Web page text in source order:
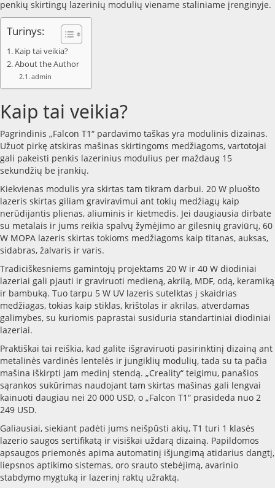
penkių skirtingų lazerinių modulių viename staliniame įrenginyje.
Turinys:
Kaip tai veikia?
About the Author
admin
Kaip tai veikia?
Pagrindinis „Falcon T1“ pardavimo taškas yra modulinis dizainas.
Užuot pirkę atskiras mašinas skirtingoms medžiagoms, vartotojai
gali pakeisti penkis lazerinius modulius per maždaug 15
sekundžių be įrankių.
Kiekvienas modulis yra skirtas tam tikram darbui. 20 W pluošto
lazeris skirtas giliam graviravimui ant tokių medžiagų kaip
nerūdijantis plienas, aliuminis ir kietmedis. Jei daugiausia dirbate
su metalais ir jums reikia spalvų žymėjimo ar gilesnių graviūrų, 60
W MOPA lazeris skirtas tokioms medžiagoms kaip titanas, auksas,
sidabras, žalvaris ir varis.
Tradiciškesniems gamintojų projektams 20 W ir 40 W diodiniai
lazeriai gali pjauti ir graviruoti medieną, akrilą, MDF, odą, keramiką
ir bambuką. Tuo tarpu 5 W UV lazeris sutelktas į skaidrias
medžiagas, tokias kaip stiklas, krištolas ir akrilas, atverdamas
galimybes, su kuriomis paprastai susiduria standartiniai diodiniai
lazeriai.
Praktiškai tai reiškia, kad galite išgraviruoti pasirinktinį dizainą ant
metalinės vardinės lentelės ir jungiklių modulių, tada su ta pačia
mašina iškirpti jam medinį stendą. „Creality“ teigimu, panašios
sąrankos sukūrimas naudojant tam skirtas mašinas gali lengvai
kainuoti daugiau nei 20 000 USD, o „Falcon T1“ prasideda nuo 2
249 USD.
Galiausiai, siekiant padėti jums neišpūsti akių, T1 turi 1 klasės
lazerio saugos sertifikatą ir visiškai uždarą dizainą. Papildomos
apsaugos priemonės apima automatinį išjungimą atidarius dangtį,
liepsnos aptikimo sistemas, oro srauto stebėjimą, avarinio
stabdymo mygtuką ir lazerinį raktų užraktą.